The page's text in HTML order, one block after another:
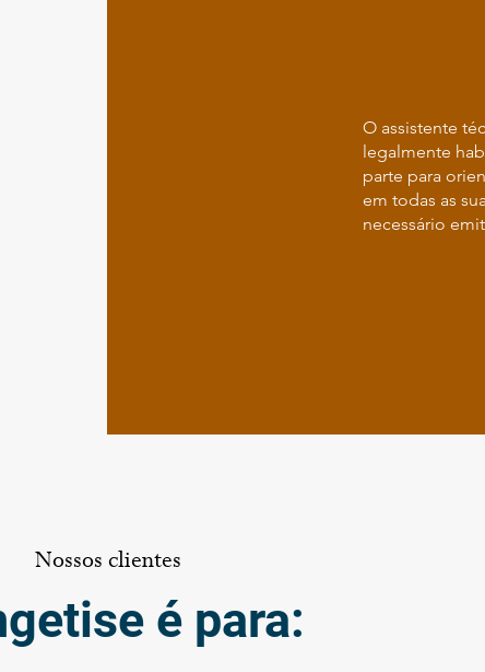
O assistente
legalmente
parte para
em todas as
necessário
Nossos clientes
é para: